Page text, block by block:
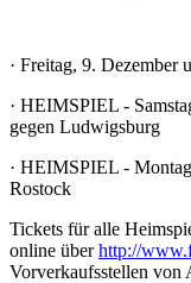
· Freitag, 9.
· HEIMSPIEL -
gegen Ludwigsburg
· HEIMSPIEL -
Rostock
Tickets für alle
online überhttp://
Vorverkaufsstellen von